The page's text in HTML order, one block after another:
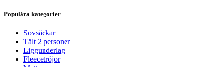
Populära kategorier
Sovsäckar
Tält 2 personer
Liggunderlag
Fleecetröjor